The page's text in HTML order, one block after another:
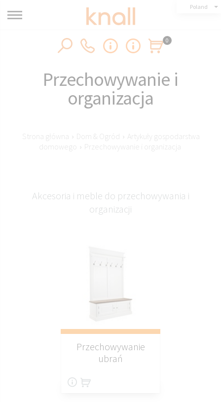
Poland
0
Przechowywanie i
organizacja
Strona główna › Dom & Ogród › Artykuły gospodarstwa
domowego
› Przechowywanie i organizacja
Akcesoria i meble do przechowywania i
organizacji
Przechowywanie
ubrań